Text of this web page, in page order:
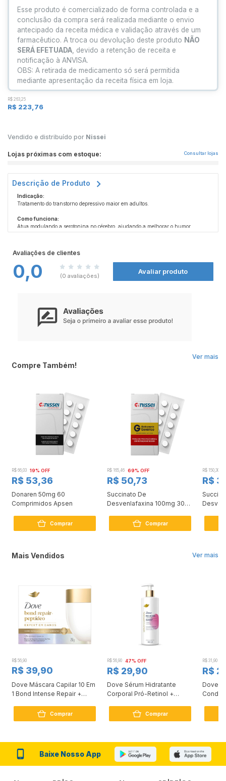
Esse produto é comercializado de forma controlada e a
conclusão da compra será realizada mediante o envio
antecipado da receita médica e validação através de um
farmacêutico. A troca ou devolução deste produto NÃO
SERÁ EFETUADA , devido a retenção de receita e
notificação à ANVISA.
OBS: A retirada de medicamento só será permitida
mediante apresentação da receita física em loja.
R$ 263,25
R$ 223,76
Vendido e distribuído por Nissei
Lojas próximas com estoque: Consultar lojas
Descrição de Produto
Indicação:
Tratamento do transtorno depressivo maior em adultos.
Como funciona:
Atua modulando a serotonina no cérebro, ajudando a melhorar o humor,
reduzir sintomas depressivos e restaurar o equilíbrio emocional.
Contraindicado para pacientes alérgicos à vortioxetina ou a qualquer
componente da fórmula, e para aqueles em uso de inibidores da
monoaminoxidase (IMAO), incluindo não seletivos ou seletivos da MAO-A.
ESTE PRODUTO É UM MEDICAMENTO, SE PERSISTIREM OS SINTOMAS, O
Avaliações de clientes
0,0 (0 avaliações)
Avaliar produto
Ver mais
Compre Também!
R$ 66,03 19% OFF
R$ 53,36
Donaren 50mg 60
Comprimidos Apsen
Comprar
R$ 165,46 69% OFF
R$ 50,73
Succinato De
Desvenlafaxina 100mg 30
Comprar
R$ 150,30
R$
Ver mais
Mais Vendidos
R$ 56,90
R$ 39,90
Dove Máscara Capilar 10 Em
1 Bond Intense Repair +
Comprar
R$ 56,90 47% OFF
R$ 29,90
Dove Sérum Hidratante
Corporal Pró-Retinol +
Comprar
R$ 31,90
R$
Dove
Baixe Nosso App